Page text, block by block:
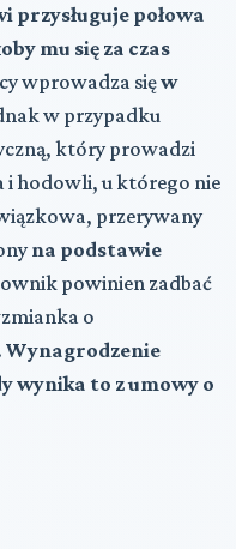
przysługuje połowa
mu się za czas
wprowadza sięw
w przypadku
który prowadzi
i hodowli, u którego nie
przerywany
na podstawie
powinien zadbać
o
Wynagrodzenie
wynika to z umowy o